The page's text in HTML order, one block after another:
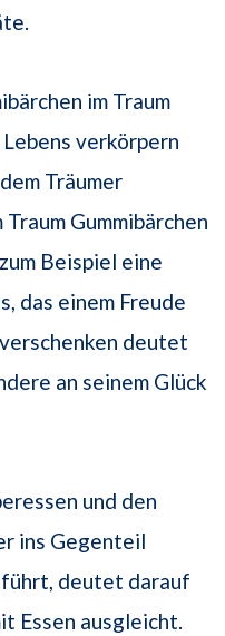
im Traum
verkörpern
Träumer
Gummibärchen
Beispiel eine
das einem Freude
deutet
an seinem Glück
und den
ins Gegenteil
deutet darauf
Essen ausgleicht.